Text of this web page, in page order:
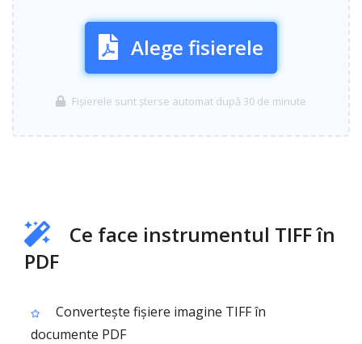
Alege fisierele
Fișierele sunt șterse automat după 30 de minute
Ce face instrumentul TIFF în
PDF
Convertește fișiere imagine TIFF în
documente PDF